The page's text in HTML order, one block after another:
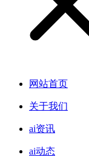
网站首页
关于我们
ai资讯
ai动态